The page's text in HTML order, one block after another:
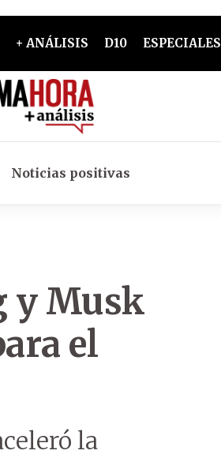
+ ANÁLISIS D10 ESPECIALES
Noticias positivas
y Musk
el
la